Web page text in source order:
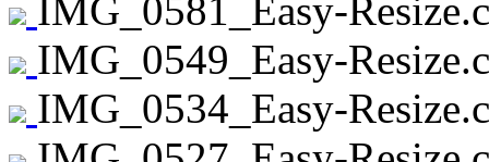
IMG_0581_Easy-
IMG_0549_Easy-
IMG_0534_Easy-